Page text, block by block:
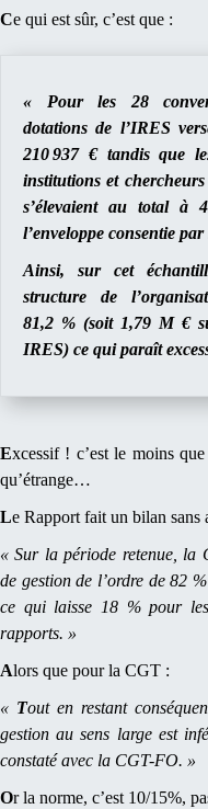
Ce qui est sûr, c’est que :
« Pour les 28
dotations de l’IRES
210 937 € tandis que
institutions et chercheurs
s’élevaient au total à
l’enveloppe consentie
Ainsi, sur cet
structure de
81,2 % (soit 1,79 M €
IRES) ce qui paraît
Excessif ! c’est le moins
qu’étrange…
Le Rapport fait un bilan sans
« Sur la période retenue, la
de gestion de l’ordre de 82
ce qui laisse 18 % pour
rapports. »
Alors que pour la CGT :
« Tout en restant
gestion au sens large est
constaté avec la CGT-FO. »
Or la norme, c’est 10/15%,